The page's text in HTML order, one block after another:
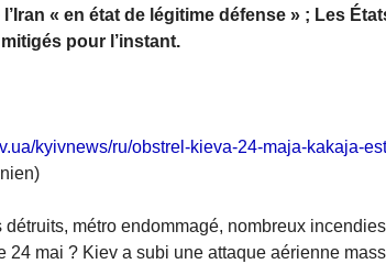
l’Iran « en état de légitime défense » ; Les
pour l’instant.
kyivnews/ru/obstrel-kieva-24-maja-kakaja-
détruits, métro endommagé, nombreux
24 mai ? Kiev a subi une attaque aérienne